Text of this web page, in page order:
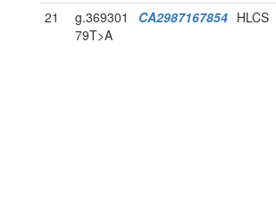
21
g.369301
79T>A
CA2987167854 HLCS